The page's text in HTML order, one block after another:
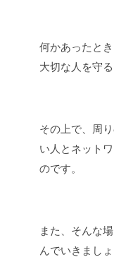
何かあったと
大切な人を守
その上で、周
い人とネット
のです。
また、そんな
んでいきまし